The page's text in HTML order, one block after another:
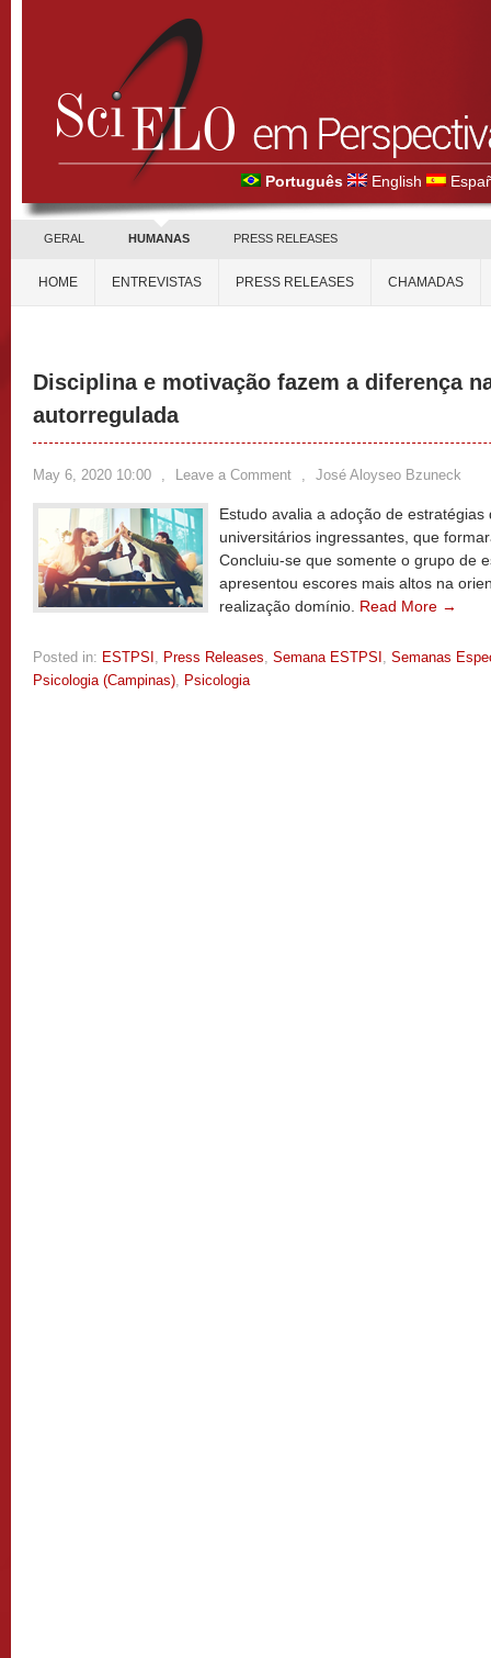
Português English
GERAL HUMANAS PRESS RELEASES
HOME ENTREVISTAS PRESS RELEASES CHAMADAS
Disciplina e motivação fazem a diferença
autorregulada
May 6, 2020 10:00 , Leave a Comment , José Aloyseo Bzuneck
Estudo avalia a adoção de
universitários ingressantes, que
Concluiu-se que somente o grupo de
apresentou escores mais altos na
realização domínio. Read More →
Posted in: ESTPSI , Press Releases, Semana ESTPSI , Semanas
Psicologia (Campinas), Psicologia